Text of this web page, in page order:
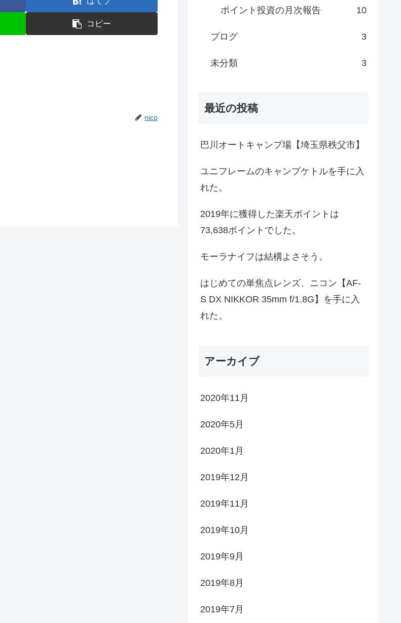
コピー
nico
ポイント投資の月次報告 10
ブログ 3
未分類 3
最近の投稿
巴川オートキャンプ場【埼玉県秩父市】
ユニフレームのキャンプケトルを手に入
れた。
2019年に獲得した楽天ポイントは
73,638ポイントでした。
モーラナイフは結構よさそう。
はじめての単焦点レンズ、ニコン【AF-
S DX NIKKOR 35mm f/1.8G】を手に入
れた。
アーカイブ
2020年11月
2020年5月
2020年1月
2019年12月
2019年11月
2019年10月
2019年9月
2019年8月
2019年7月